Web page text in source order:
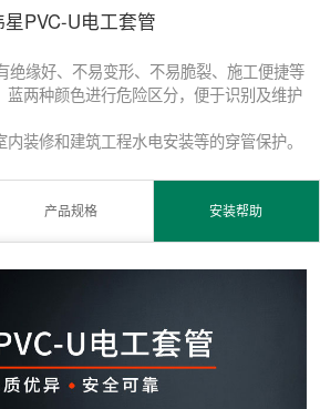
星PVC-U电工套管
绝缘好、不易变形、不易脆裂、施工便捷等
蓝两种颜色进行危险区分，便于识别及维护
装修和建筑工程水电安装等的穿管保护。
产品规格 安装帮助